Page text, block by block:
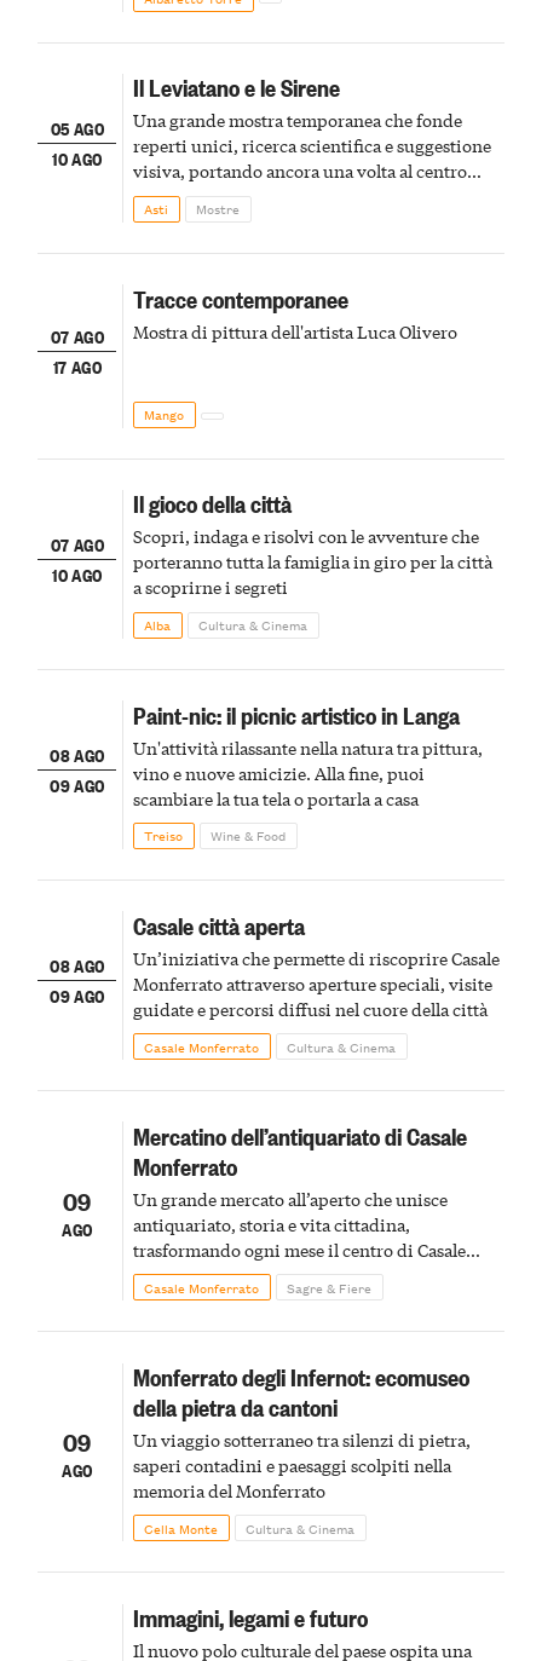
05 AGO
10 AGO
Il Leviatano e le Sirene
Una grande mostra temporanea che fonde
reperti unici, ricerca scientifica e suggestione
visiva, portando ancora una volta al centro
della scena le meraviglie del passato astigiano
Asti Mostre
07 AGO
17 AGO
Tracce contemporanee
Mostra di pittura dell'artista Luca Olivero
Mango
07 AGO
10 AGO
Il gioco della città
Scopri, indaga e risolvi con le avventure che
porteranno tutta la famiglia in giro per la città
a scoprirne i segreti
Alba Cultura & Cinema
08 AGO
09 AGO
Paint-nic: il picnic artistico in Langa
Un'attività rilassante nella natura tra pittura,
vino e nuove amicizie. Alla fine, puoi
scambiare la tua tela o portarla a casa
Treiso Wine & Food
08 AGO
09 AGO
Casale città aperta
Un’iniziativa che permette di riscoprire Casale
Monferrato attraverso aperture speciali, visite
guidate e percorsi diffusi nel cuore della città
Casale Monferrato Cultura & Cinema
09
AGO
Mercatino dell’antiquariato di Casale
Monferrato
Un grande mercato all’aperto che unisce
antiquariato, storia e vita cittadina,
trasformando ogni mese il centro di Casale
Monferrato in un luogo di scoperta e racconto
Casale Monferrato Sagre & Fiere
09
AGO
Monferrato degli Infernot: ecomuseo
della pietra da cantoni
Un viaggio sotterraneo tra silenzi di pietra,
saperi contadini e paesaggi scolpiti nella
memoria del Monferrato
Cella Monte Cultura & Cinema
Immagini, legami e futuro
Il nuovo polo culturale del paese ospita una